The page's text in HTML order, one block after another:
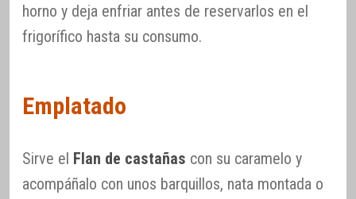
horno y deja enfriar antes de reservarlos en el
frigorífico hasta su consumo.
Emplatado
Sirve el Flan de castañas con su caramelo y
acompáñalo con unos barquillos, nata montada o